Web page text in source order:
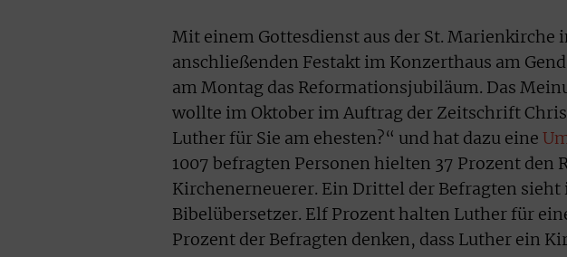
Mit einem Gottesdienst aus der St.
anschließenden Festakt im Konzerthaus am
am Montag das Reformationsjubiläum. Das
wollte im Oktober im Auftrag der Zeitschrift
Luther für Sie am ehesten?“ und hat dazu eine
1007 befragten Personen hielten 37 Prozent den
Kirchenerneuerer. Ein Drittel der Befragten
Bibelübersetzer. Elf Prozent halten Luther für
Prozent der Befragten denken, dass Luther ein